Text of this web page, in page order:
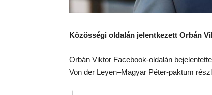
Közösségi oldalán jelentkezett Orbán
Orbán Viktor Facebook-oldalán
Von der Leyen–Magyar Péter-paktum